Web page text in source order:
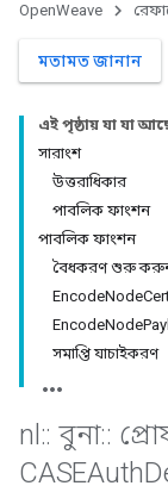
OpenWeave
মতামত জানান
এই পৃষ্ঠায় যা যা
সারাংশ
উত্তরাধিকার
পাবলিক ফাংশন
পাবলিক ফাংশন
বৈধকরণ শুরু
সমাপ্তি যাচাইকরণ
nl :: বুনা::
CASEAuth